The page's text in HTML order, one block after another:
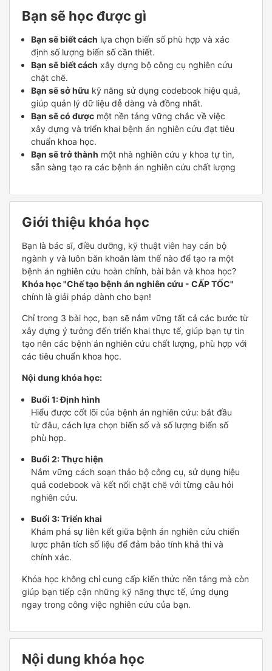
Bạn sẽ học được gì
Bạn sẽ biết cách lựa chọn biến số phù hợp và xác
định số lượng biến số cần thiết.
Bạn sẽ biết cách xây dựng bộ công cụ nghiên cứu
chặt chẽ.
Bạn sẽ sở hữu kỹ năng sử dụng codebook hiệu quả,
giúp quản lý dữ liệu dễ dàng và đồng nhất.
Bạn sẽ có được một nền tảng vững chắc về việc
xây dựng và triển khai bệnh án nghiên cứu đạt tiêu
chuẩn khoa học.
Bạn sẽ trở thành một nhà nghiên cứu y khoa tự tin,
sẵn sàng tạo ra các bệnh án nghiên cứu chất lượng
Giới thiệu khóa học
Bạn là bác sĩ, điều dưỡng, kỹ thuật viên hay cán bộ
ngành y và luôn băn khoăn làm thế nào để tạo ra một
bệnh án nghiên cứu hoàn chỉnh, bài bản và khoa học?
Khóa học "Chế tạo bệnh án nghiên cứu - CẤP TỐC"
chính là giải pháp dành cho bạn!
Chỉ trong 3 bài học, bạn sẽ nắm vững tất cả các bước từ
xây dựng ý tưởng đến triển khai thực tế, giúp bạn tự tin
tạo nên các bệnh án nghiên cứu chất lượng, phù hợp với
các tiêu chuẩn khoa học.
Nội dung khóa học:
Buổi 1: Định hình
Hiểu được cốt lõi của bệnh án nghiên cứu: bắt đầu
từ đâu, cách lựa chọn biến số và số lượng biến số
phù hợp.
Buổi 2: Thực hiện
Nắm vững cách soạn thảo bộ công cụ, sử dụng hiệu
quả codebook và kết nối chặt chẽ với từng câu hỏi
nghiên cứu.
Buổi 3: Triển khai
Khám phá sự liên kết giữa bệnh án nghiên cứu chiến
lược phân tích số liệu để đảm bảo tính khả thi và
chính xác.
Khóa học không chỉ cung cấp kiến thức nền tảng mà còn
giúp bạn tiếp cận những kỹ năng thực tế, ứng dụng
ngay trong công việc nghiên cứu của bạn.
Nội dung khóa học